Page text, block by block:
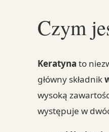
Czym
Keratyna to
główny składnik
wysoką
występuje w